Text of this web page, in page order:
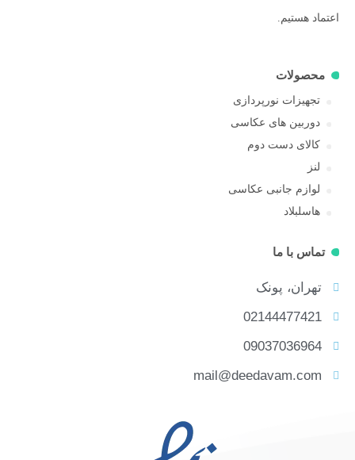
اعتماد هستیم.
محصولات
تجهیزات نورپردازی
دوربین های عکاسی
کالای دست دوم
لنز
لوازم جانبی عکاسی
هاسلبلاد
تماس با ما
تهران، پونک
02144477421
09037036964
mail@deedavam.com